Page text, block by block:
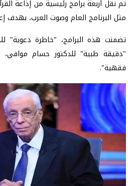
تم نقل أربعة برامج رئيسية من إذاعة
مثل البرنامج العام وصوت العرب، بهدف
تضمنت هذه البرامج، "خاطرة دعوية"
"دقيقة طبية" للدكتور حسام
فقهية".